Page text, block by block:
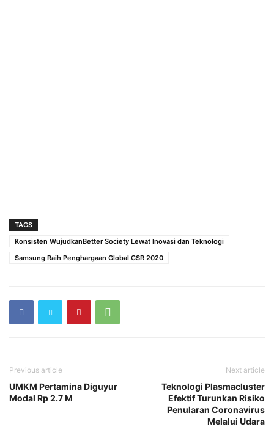
TAGS
Konsisten WujudkanBetter Society Lewat Inovasi dan Teknologi
Samsung Raih Penghargaan Global CSR 2020
Previous article
UMKM Pertamina Diguyur
Modal Rp 2.7 M
Next article
Teknologi Plasmacluster
Efektif Turunkan Risiko
Penularan Coronavirus
Melalui Udara